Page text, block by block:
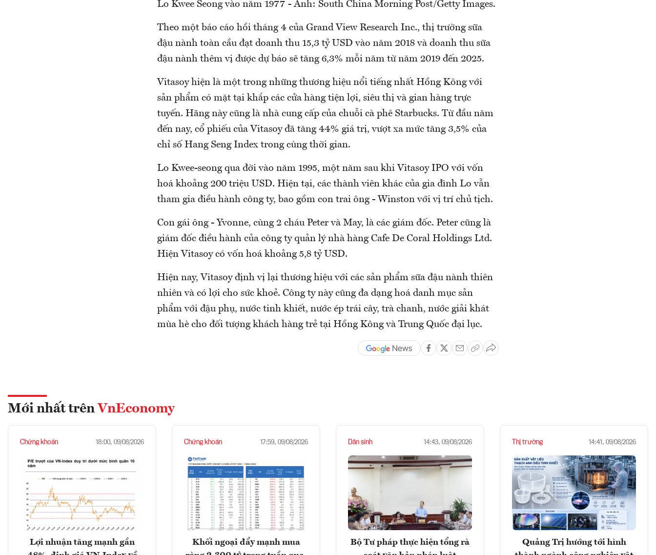
Lo Kwee Seong vào năm 1977 - Ảnh: South China Morning Post/Getty Images.
Theo một báo cáo hồi tháng 4 của Grand View Research Inc., thị trường sữa
đậu nành toàn cầu đạt doanh thu 15,3 tỷ USD vào năm 2018 và doanh thu sữa
đậu nành thêm vị được dự báo sẽ tăng 6,3% mỗi năm từ năm 2019 đến 2025.
Vitasoy hiện là một trong những thương hiệu nổi tiếng nhất Hồng Kông với
sản phẩm có mặt tại khắp các cửa hàng tiện lợi, siêu thị và gian hàng trực
tuyến. Hãng này cũng là nhà cung cấp của chuỗi cà phê Starbucks. Từ đầu năm
đến nay, cổ phiếu của Vitasoy đã tăng 44% giá trị, vượt xa mức tăng 3,5% của
chỉ số Hang Seng Index trong cùng thời gian.
Lo Kwee-seong qua đời vào năm 1995, một năm sau khi Vitasoy IPO với vốn
hoá khoảng 200 triệu USD. Hiện tại, các thành viên khác của gia đình Lo vẫn
tham gia điều hành công ty, bao gồm con trai ông - Winston với vị trí chủ tịch.
Con gái ông - Yvonne, cùng 2 cháu Peter và May, là các giám đốc. Peter cũng là
giám đốc điều hành của công ty quản lý nhà hàng Cafe De Coral Holdings Ltd.
Hiện Vitasoy có vốn hoá khoảng 5,8 tỷ USD.
Hiện nay, Vitasoy định vị lại thương hiệu với các sản phẩm sữa đậu nành thiên
nhiên và có lợi cho sức khoẻ. Công ty này cũng đa dạng hoá danh mục sản
phẩm với đậu phụ, nước tinh khiết, nước ép trái cây, trà chanh, nước giải khát
mùa hè cho đối tượng khách hàng trẻ tại Hồng Kông và Trung Quốc đại lục.
Mới nhất trên VnEconomy
Chứng khoán 18:00, 09/08/2026
Lợi nhuận tăng mạnh gần
Chứng khoán 17:59, 09/08/2026
Khối ngoại đẩy mạnh mua
Dân sinh 14:43, 09/08/2026
Bộ Tư pháp thực hiện tổng rà
Thị trường 14:41, 09/08/2026
Quảng Trị hướng tới hình